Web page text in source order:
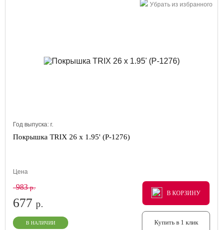
Убрать из избранного
Год выпуска: г.
Покрышка TRIX 26 x 1.95' (P-1276)
Цена
983р.
677 р.
В НАЛИЧИИ
В КОРЗИНУ
В КОРЗИНУ
В КОРЗИНУ
Купить в 1 клик